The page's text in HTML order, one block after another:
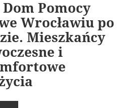
Pomocy
Wrocławiu po
Mieszkańcy
i